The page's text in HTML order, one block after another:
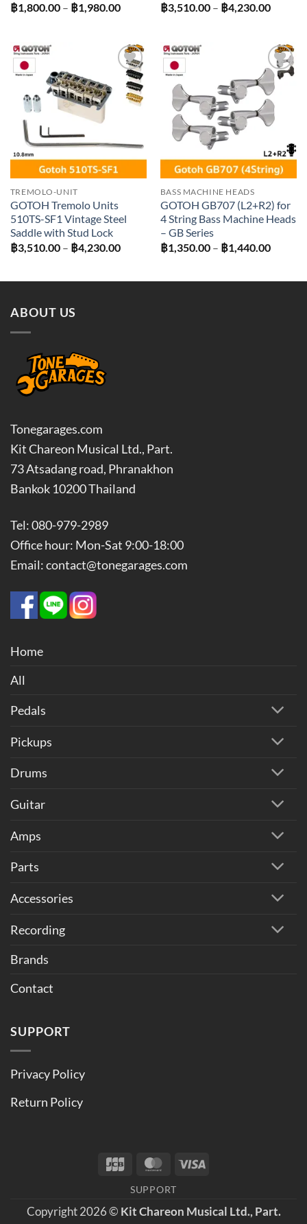
฿1,800.00 – ฿1,980.00Price
฿1,980.00
฿3,510.00 – ฿4,230.00Price
฿
Add to
wishlist
TREMOLO-UNIT
GOTOH Tremolo Units
510TS-SF1 Vintage Steel
Saddle with Stud Lock
฿3,510.00 – ฿4,230.00Price
Add to
wishlist
BASS MACHINE HEADS
GOTOH GB707 (L2+R2) for
4 String Bass Machine Heads
– GB Series
฿1,350.00 – ฿1,440.00Price
ABOUT US
Tonegarages.com
Kit Chareon Musical Ltd., Part.
73 Atsadang road, Phranakhon
Bankok 10200 Thailand
Tel: 080-979-2989
Office hour: Mon-Sat 9:00-18:00
Email: contact@tonegarages.com
Home
All
Pedals
Pickups
Drums
Guitar
Amps
Parts
Accessories
Recording
Brands
Contact
SUPPORT
Privacy Policy
Return Policy
JCB MasterCard
SUPPORT
Copyright 2026 © Kit Chareon Musical Ltd., Part.